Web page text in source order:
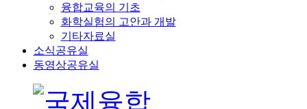
융합교육의 기초
화학실험의 고안과 개발
기타자료실
소식공유실
동영상공유실